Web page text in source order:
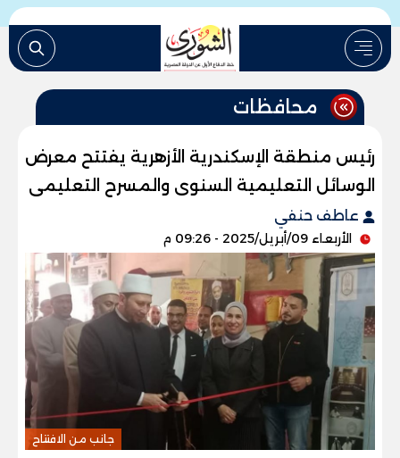
محافظات
رئيس منطقة الإسكندرية الأزهرية يفتتح معرض
الوسائل التعليمية السنوى والمسرح التعليمى
عاطف حنفي
الأربعاء 09/أبريل/2025 - 09:26 م
جانب من الافتتاح